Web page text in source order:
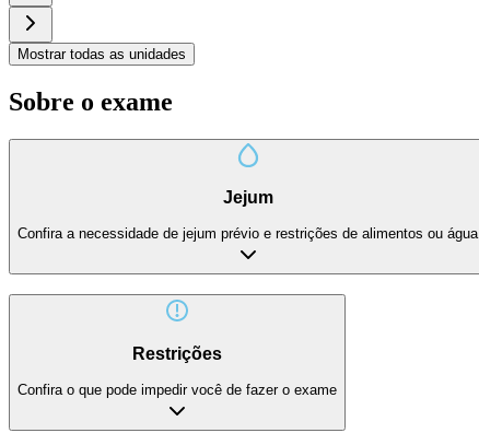
Mostrar todas as unidades
Sobre o exame
Jejum
Confira a necessidade de jejum prévio e restrições de alimentos ou água
Restrições
Confira o que pode impedir você de fazer o exame